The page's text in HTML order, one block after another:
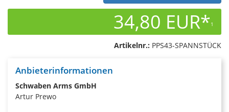
34,80 EUR*1
Artikelnr.: PPS43-SPANNSTÜCK
Anbieterinformationen
Schwaben Arms GmbH
Artur Prewo